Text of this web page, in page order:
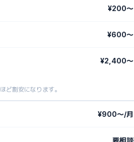
¥200〜
¥600〜
¥2,400〜
ど割安になります。
¥900〜/月
要相談